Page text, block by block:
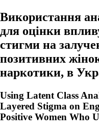
Використання
для оцінки
стигми на
позитивних
наркотики, в
Using Latent Class
Layered Stigma on
Positive Women Who